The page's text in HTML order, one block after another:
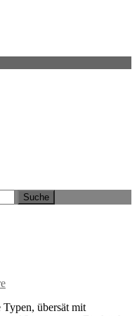
übersät mit